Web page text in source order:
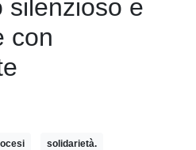
silenzioso e
con
solidarietà.